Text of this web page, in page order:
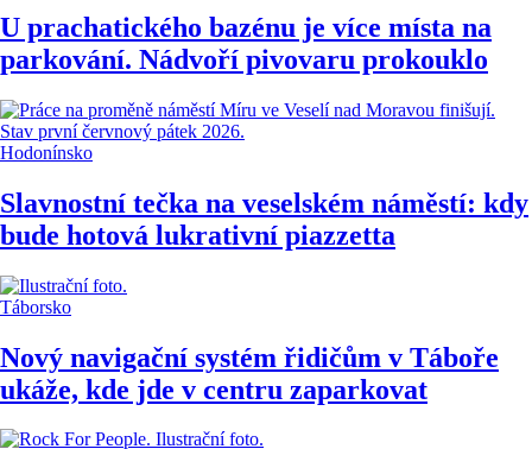
U prachatického bazénu je více místa na
parkování. Nádvoří pivovaru prokouklo
Hodonínsko
Slavnostní tečka na veselském náměstí: kdy
bude hotová lukrativní piazzetta
Táborsko
Nový navigační systém řidičům v Táboře
ukáže, kde jde v centru zaparkovat